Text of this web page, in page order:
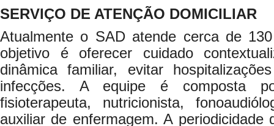
SERVIÇO DE ATENÇÃO DOMICILIAR
Atualmente o SAD atende cerca de
objetivo é oferecer cuidado
dinâmica familiar, evitar
infecções. A equipe é composta
fisioterapeuta, nutricionista,
auxiliar de enfermagem. A periodicidade